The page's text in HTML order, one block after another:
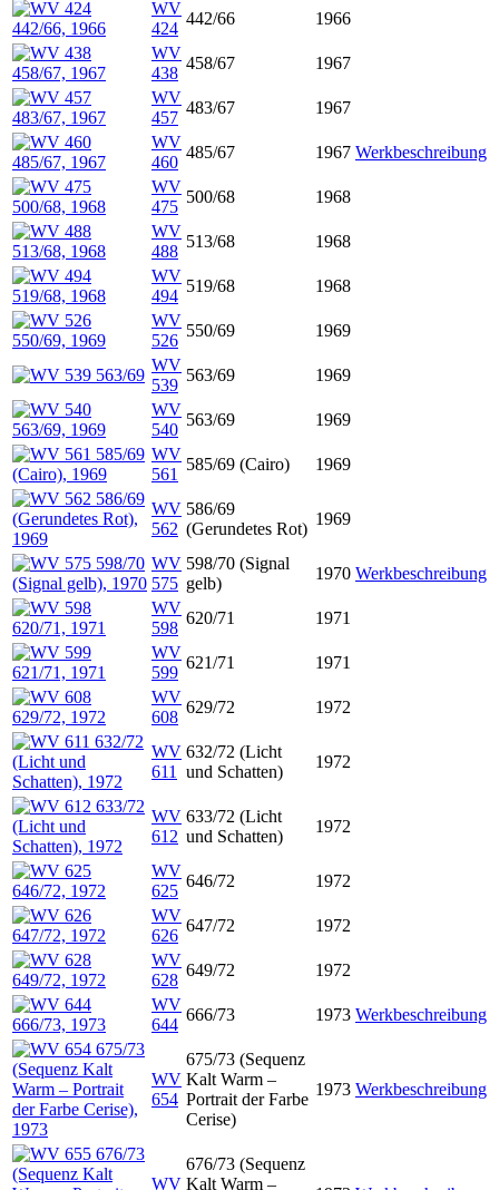
WV
424
442/66
1966
WV
438
458/67
1967
WV
457
483/67
1967
WV
460
485/67 1967 Werkbeschreibung
WV
475
500/68
1968
WV
488
513/68
1968
WV
494
519/68
1968
WV
526
550/69
1969
WV
539
563/69
1969
WV
540
563/69
1969
WV
561
585/69 (Cairo) 1969
WV
562
586/69
(Gerundetes Rot)
1969
WV
575
598/70 (Signal
gelb)
1970 Werkbeschreibung
WV
598
620/71
1971
WV
599
621/71
1971
WV
608
629/72 1972
WV
611
632/72 (Licht
und Schatten)
1972
WV
612
633/72 (Licht
und Schatten)
1972
WV
625
646/72
1972
WV
626
647/72
1972
WV
628
649/72
1972
WV
644
666/73 1973 Werkbeschreibung
WV
654
675/73 (Sequenz
Kalt Warm –
Portrait der Farbe
Cerise)
1973 Werkbeschreibung
WV
676/73 (Sequenz
Kalt Warm –